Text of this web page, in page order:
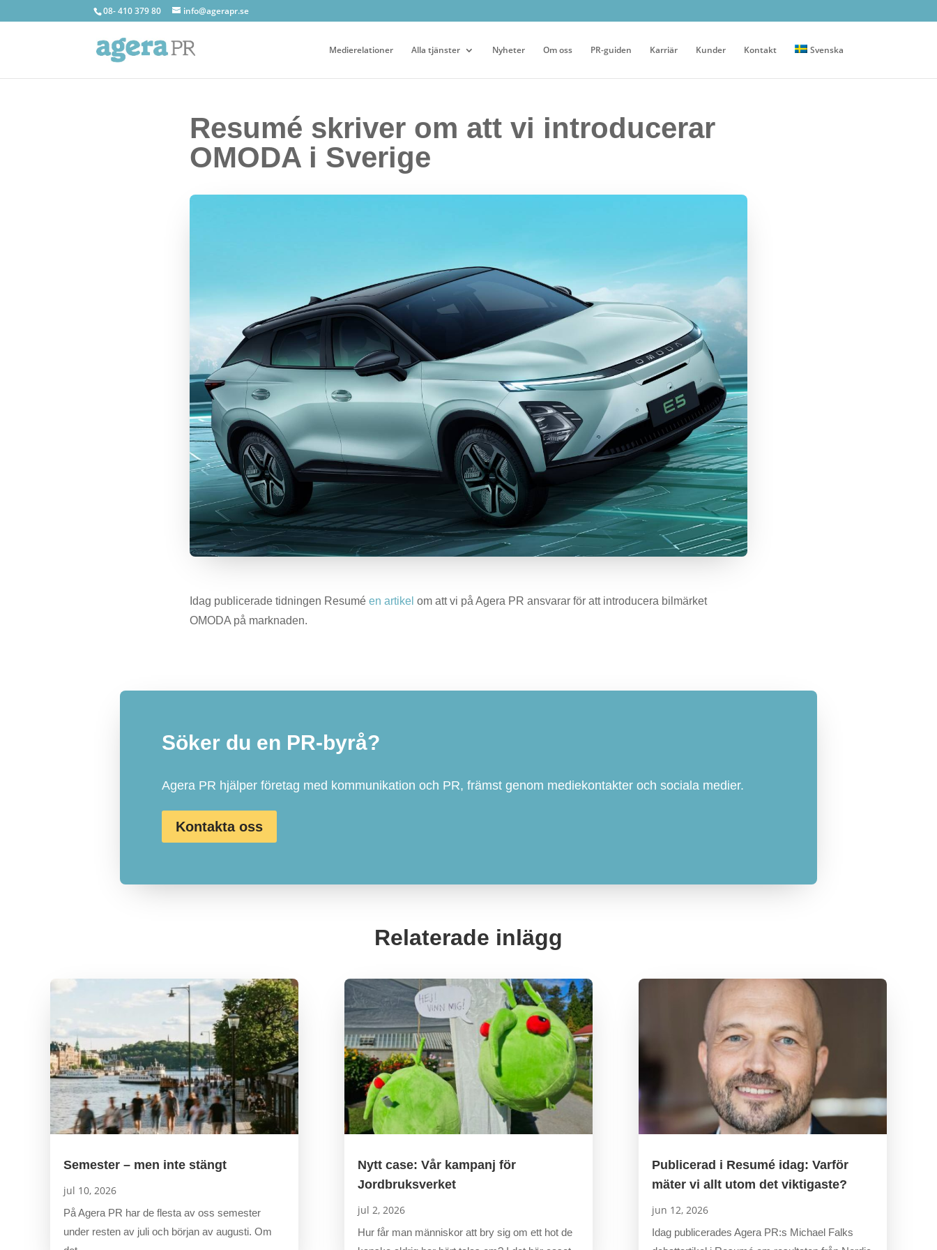
08- 410 379 80 info@agerapr.se
Medierelationer Alla tjänster Nyheter Om oss PR-guiden Karriär Kunder Kontakt Svenska
Resumé skriver om att vi introducerar
OMODA i Sverige
Idag publicerade tidningen Resumé en artikel om att vi på Agera PR ansvarar för att introducera bilmärket
OMODA på marknaden.
Söker du en PR-byrå?
Agera PR hjälper företag med kommunikation och PR, främst genom mediekontakter och sociala medier.
Kontakta oss
Relaterade inlägg
Semester – men inte stängt
jul 10, 2026
På Agera PR har de flesta av oss semester
under resten av juli och början av augusti. Om
Nytt case: Vår kampanj för
Jordbruksverket
jul 2, 2026
Hur får man människor att bry sig om ett hot de
Publicerad i Resumé idag: Varför
mäter vi allt utom det viktigaste?
jun 12, 2026
Idag publicerades Agera PR:s Michael Falks